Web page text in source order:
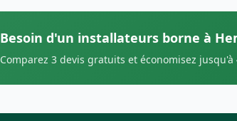
Besoin d'un installateurs borne à
Comparez 3 devis gratuits et économisez jusqu'à